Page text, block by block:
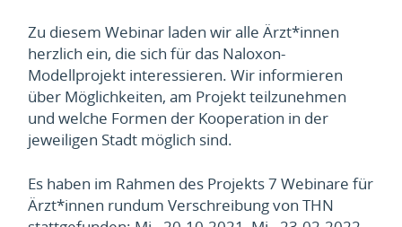
Zu diesem Webinar laden wir alle Ärzt*innen
herzlich ein, die sich für das Naloxon-
Modellprojekt interessieren. Wir informieren
über Möglichkeiten, am Projekt teilzunehmen
und welche Formen der Kooperation in der
jeweiligen Stadt möglich sind.
Es haben im Rahmen des Projekts 7 Webinare für
Ärzt*innen rundum Verschreibung von THN